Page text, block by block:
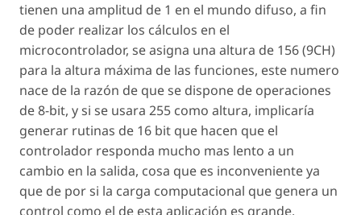
tienen una amplitud de 1 en el mundo difuso, a fin
de poder realizar los cálculos en el
microcontrolador, se asigna una altura de 156 (9CH)
para la altura máxima de las funciones, este numero
nace de la razón de que se dispone de operaciones
de 8-bit, y si se usara 255 como altura, implicaría
generar rutinas de 16 bit que hacen que el
controlador responda mucho mas lento a un
cambio en la salida, cosa que es inconveniente ya
que de por si la carga computacional que genera un
control como el de esta aplicación es grande.